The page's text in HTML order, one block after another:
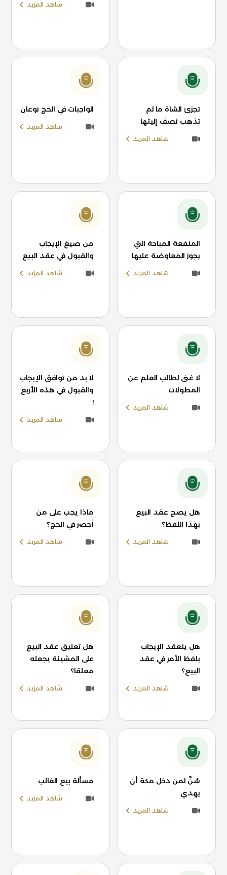
شاهد المزيد
تجزئ الشاة ما لم
تذهب نصف إليتها
شاهد المزيد
الواجبات في الحج نوعان
شاهد المزيد
المنفعة المباحة التي
يجوز المعاوضة عليها
شاهد المزيد
من صيغ الإيجاب
والقبول في عقد البيع
شاهد المزيد
لا غنى لطالب العلم عن
المطولات
شاهد المزيد
لا بد من توافق الإيجاب
والقبول في هذه الأربع
!
شاهد المزيد
هل يصح عقد البيع
بهذا اللفظ؟
شاهد المزيد
ماذا يجب على من
أحصر في الحج؟
شاهد المزيد
هل ينعقد الإيجاب
بلفظ الأمر في عقد
البيع؟
شاهد المزيد
هل تعليق عقد البيع
على المشيئة يجعله
معلقا؟
شاهد المزيد
سُنَّ لمن دخل مكة أن
يهدي
شاهد المزيد
مسألة بيع الغائب
شاهد المزيد